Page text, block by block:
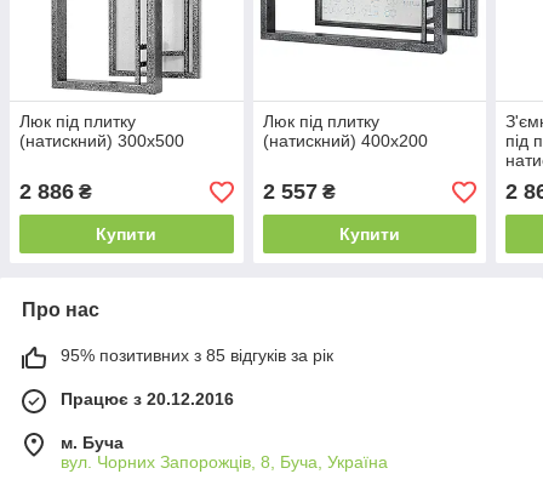
Люк під плитку
(натискний) 300х500
2 886 ₴
Купити
Люк під плитку
(натискний) 400х200
2 557₴
Купити
під
2
Про нас
95% позитивних з 85 відгуків за рік
Працює з 20.12.2016
м. Буча
вул. Чорних Запорожців, 8, Буча, Україна